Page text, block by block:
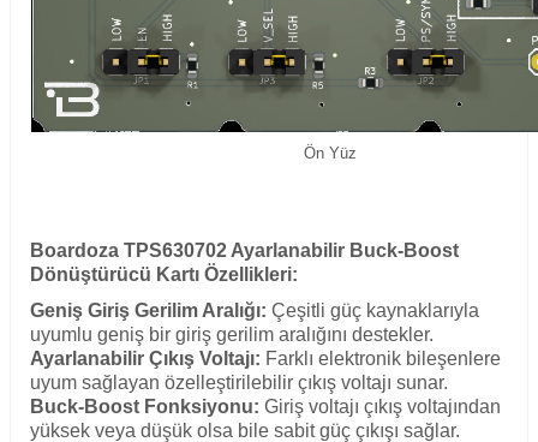
Ön Yüz
Boardoza TPS630702 Ayarlanabilir Buck-Boost
Dönüştürücü Kartı Özellikleri:
Geniş Giriş Gerilim Aralığı: Çeşitli güç kaynaklarıyla
uyumlu geniş bir giriş gerilim aralığını destekler.
Ayarlanabilir Çıkış Voltajı: Farklı elektronik bileşenlere
uyum sağlayan özelleştirilebilir çıkış voltajı sunar.
Buck-Boost Fonksiyonu: Giriş voltajı çıkış voltajından
yüksek veya düşük olsa bile sabit güç çıkışı sağlar.